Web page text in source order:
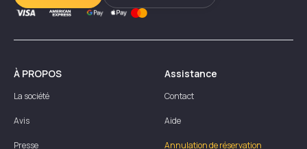
À PROPOS
La société
Avis
Presse
Assistance
Contact
Aide
Annulation de réservation